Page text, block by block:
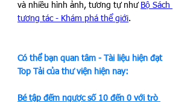
và nhiều hình ảnh, tương tự như Bộ Sách
tương tác - Khám phá thể giới.
Có thể bạn quan tâm - Tài liệu hiện đạt
Top Tải của thư viện hiện nay:
Bé tập đếm ngược số 10 đến 0 với trò